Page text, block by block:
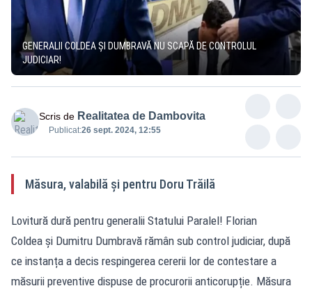
GENERALII COLDEA ȘI DUMBRAVĂ NU SCAPĂ DE CONTROLUL
JUDICIAR!
Scris de Realitatea de Dambovita
Publicat:26 sept. 2024, 12:55
Măsura, valabilă și pentru Doru Trăilă
Lovitură dură pentru generalii Statului Paralel! Florian
Coldea și Dumitru Dumbravă rămân sub control judiciar, după
ce instanța a decis respingerea cererii lor de contestare a
măsurii preventive dispuse de procurorii anticorupție. Măsura